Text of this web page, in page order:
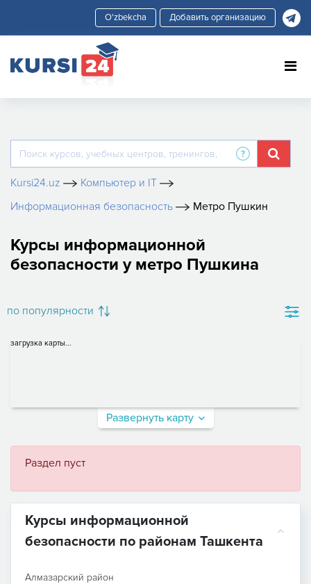
Добавить организацию
Kursi24.uz
Компьютер и IT
Информационная безопасность
Метро Пушкин
Курсы информационной
безопасности у метро Пушкина
по популярности
загрузка карты...
Развернуть карту
Раздел пуст
Курсы информационной
безопасности по районам Ташкента
Алмазарский район